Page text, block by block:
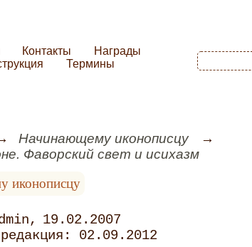
Контакты
Награды
Термины
Начинающему иконописцу
Фаворский свет и исихазм
иконописцу
19.02.2007
02.09.2012